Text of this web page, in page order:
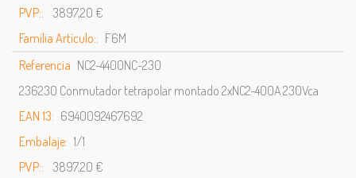
PVP:: 3897,20 €
Familia Artículo:: F6M
Referencia NC2-4400NC-230
236230 Conmutador tetrapolar montado 2xNC2-400A 230Vca
EAN 13: 6940092467692
Embalaje: 1/1
PVP:: 3897,20 €